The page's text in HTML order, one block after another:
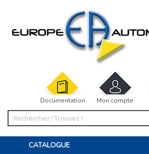
Documentation Mon compte
CATALOGUE